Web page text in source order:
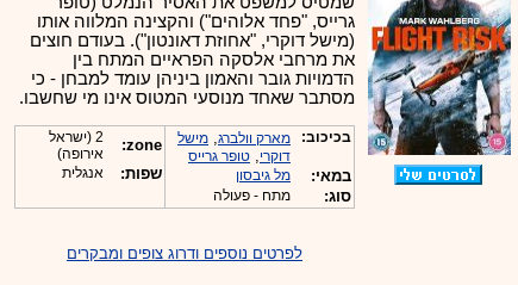
לרשותכם פעיל 24/7
צוות דיוידי מאסטר ישיר.
אנחנו כאן לכול שאלה וזמינים
במענה הטלפוני שלנו.ובמייל
.האתר לרשותכם 24/7
צוות דיוידי מאסטר ישיר.
גרייס, "פחד אלוהים") והקצינה המלווה אותו
(מישל דוקרי, "אחוזת דאונטון"). בעודם חוצים
את מרחבי אלסקה הפראיים המתח בין
הדמויות גובר והאמון ביניהן עומד למבחן - כי
מסתבר שאחד מנוסעי המטוס אינו מי שחשבו.
בכיכוב: מארק וולברג, מישל
דוקרי, טופר גרייס
במאי: מל גיבסון
סוג: מתח - פעולה
zone:
2 (ישראל
אירופה)
שפות: אנגלית
לפרטים נוספים ודרוג צופים ומבקרים